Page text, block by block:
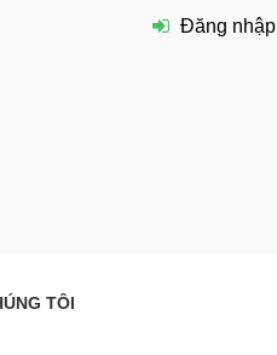
Đăng nhập
TÔI